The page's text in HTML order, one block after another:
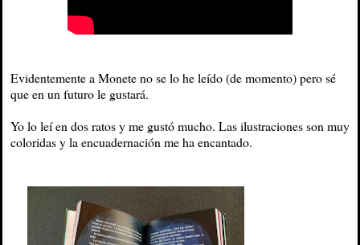
Evidentemente a Monete no se lo he leído (de momento) pero sé
que en un futuro le gustará.
Yo lo leí en dos ratos y me gustó mucho. Las ilustraciones son muy
coloridas y la encuadernación me ha encantado.